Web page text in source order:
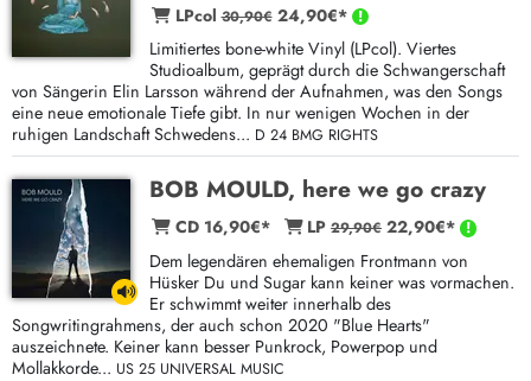
LPcol30,90€24,90€*
Limitiertes bone-white Vinyl (LPcol). Viertes
Studioalbum, geprägt durch die Schwangerschaft
von Sängerin Elin Larsson während der Aufnahmen, was den Songs
eine neue emotionale Tiefe gibt. In nur wenigen Wochen in der
ruhigen Landschaft Schwedens... D 24 BMG RIGHTS
BOB MOULD, here we go crazy
CD 16,90€* LP 29,90€ 22,90€*
Dem legendären ehemaligen Frontmann von
Hüsker Du und Sugar kann keiner was vormachen.
Er schwimmt weiter innerhalb des
Songwritingrahmens, der auch schon 2020 "Blue Hearts"
auszeichnete. Keiner kann besser Punkrock, Powerpop und
Mollakkorde... US 25 UNIVERSAL MUSIC